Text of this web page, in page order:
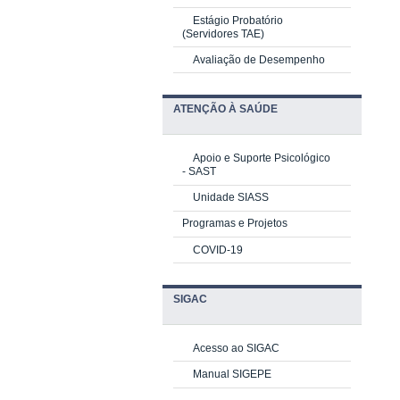
Estágio Probatório
(Servidores TAE)
Avaliação de Desempenho
ATENÇÃO À SAÚDE
Apoio e Suporte Psicológico
- SAST
Unidade SIASS
Programas e Projetos
COVID-19
SIGAC
Acesso ao SIGAC
Manual SIGEPE